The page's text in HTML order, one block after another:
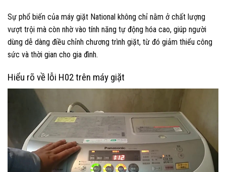
Sự phổ biến của máy giặt National không chỉ nằm ở chất lượng
vượt trội mà còn nhờ vào tính năng tự động hóa cao, giúp người
dùng dễ dàng điều chỉnh chương trình giặt, từ đó giảm thiểu công
sức và thời gian cho gia đình.
Hiểu rõ về lỗi H02 trên máy giặt